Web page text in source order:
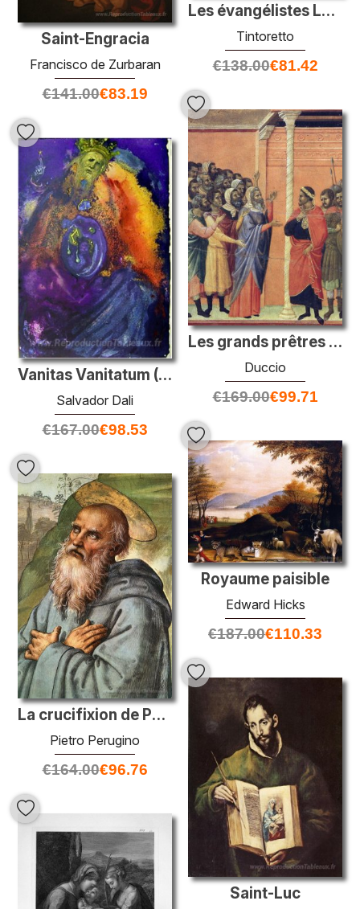
Les évangélistes Luke et Matthew
Tintoretto
€138.00€81.42
Saint-Engracia
Francisco de Zurbaran
€141.00€83.19
Les grands prêtres avant Pilate
Duccio
€169.00€99.71
Vanitas Vanitatum (Ecclésiaste 1: 12F)
Salvador Dali
€167.00€98.53
Royaume paisible
Edward Hicks
€187.00€110.33
La crucifixion de Pazzi (détail 3)
Pietro Perugino
€164.00€96.76
Saint-Luc